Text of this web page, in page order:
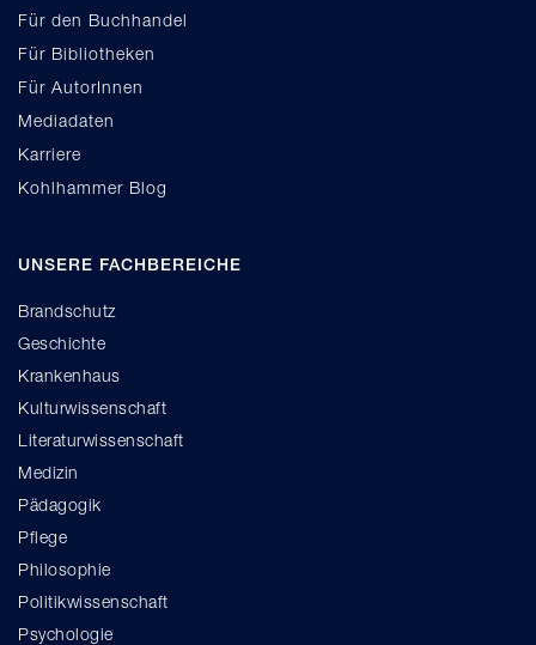
Für den Buchhandel
Für Bibliotheken
Für AutorInnen
Mediadaten
Karriere
Kohlhammer Blog
UNSERE FACHBEREICHE
Brandschutz
Geschichte
Krankenhaus
Kulturwissenschaft
Literaturwissenschaft
Medizin
Pädagogik
Pflege
Philosophie
Politikwissenschaft
Psychologie